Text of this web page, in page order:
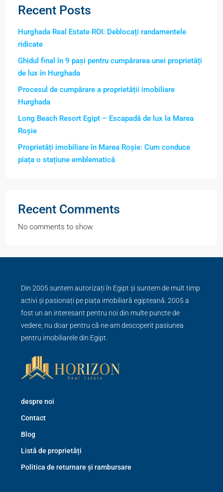
Recent Posts
Hurghada Real Estate ROI: Deblocați randamentele
ridicate
Ghidul final în 9 pași pentru cumpărarea unei proprietăți
de lux în Hurghada
Procesul de cumpărare a proprietății imobiliare
Hurghada
Long Beach Resort Egipt – Escapadă de lux la Marea
Roșie
Proprietăți imobiliare în Marea Roșie: Cum conduce
piața o stațiune emblematică
Recent Comments
No comments to show.
Din 2005 suntem autorizați în Egipt și suntem de mult timp
activi și pasionați pe piața imobiliară egipteană. 2005 a
fost un an interesant pentru noi din multe puncte de
vedere, nu doar pentru că ne-am descoperit pasiunea
pentru imobiliarele din Egipt.
despre noi
Contact
Blog
Listă de proprietăți
Politica de returnare și rambursare